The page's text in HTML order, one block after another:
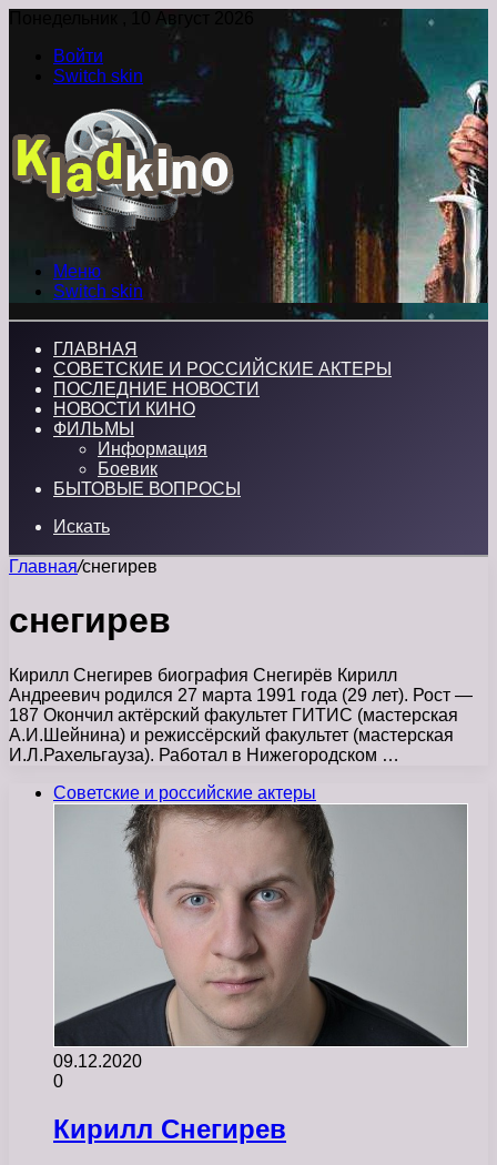
Понедельник , 10 Август 2026
Войти
Switch skin
Меню
Switch skin
ГЛАВНАЯ
СОВЕТСКИЕ И РОССИЙСКИЕ АКТЕРЫ
ПОСЛЕДНИЕ НОВОСТИ
НОВОСТИ КИНО
ФИЛЬМЫ
Информация
Боевик
БЫТОВЫЕ ВОПРОСЫ
Искать
Главная/снегирев
снегирев
Кирилл Снегирев биография Снегирёв Кирилл
Андреевич родился 27 марта 1991 года (29 лет). Рост —
187 Окончил актёрский факультет ГИТИС (мастерская
А.И.Шейнина) и режиссёрский факультет (мастерская
И.Л.Рахельгауза). Работал в Нижегородском …
Советские и российские актеры
09.12.2020
0
Кирилл Снегирев